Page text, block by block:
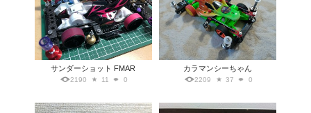
サンダーショット FMAR
2190 11 0
カラマンシーちゃん
2209 37 0